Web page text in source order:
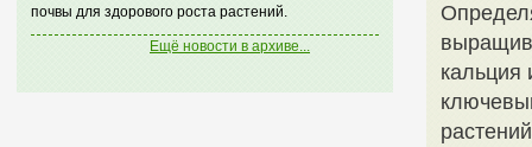
почвы для здорового роста растений.
Ещё новости в архиве...
кальция